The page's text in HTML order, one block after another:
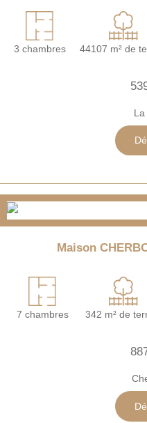
3 chambres 44107 m² de
La
Maison
7 chambres 342 m² de